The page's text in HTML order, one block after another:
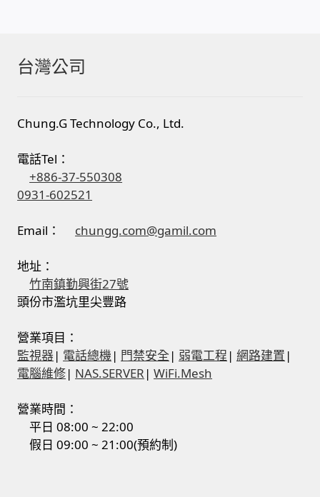
台灣公司
Chung.G Technology Co., Ltd.
電話Tel：
+886-37-550308
0931-602521
Email： chungg.com@gamil.com
地址：
竹南鎮勤興街27號
頭份市濫坑里尖豐路
營業項目：
監視器| 電話總機| 門禁安全 | 弱電工程 |網路建置 |
電腦維修| NAS.SERVER |WiFi.Mesh
營業時間：
平日 08:00 ~ 22:00
假日 09:00 ~ 21:00(預約制)